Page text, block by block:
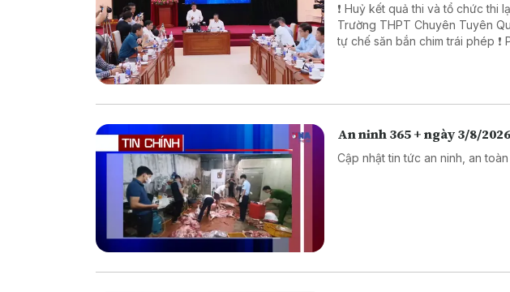
❗ Huỷ kết quả thi và tổ chức thi
Trường THPT Chuyên Tuyên Quang ❗ Điều tra nhóm 3 đối tượng sử
tự chế săn bắn chim trái phép ❗ Phát hiện xe khách chở hơn 800 kg thực phẩm
An ninh 365 + ngày 3/8/2026
Cập nhật tin tức an ninh, an